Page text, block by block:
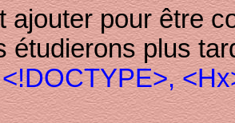
ajouter pour être
étudierons plus